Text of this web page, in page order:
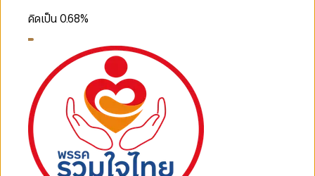
คิดเป็น0.68%